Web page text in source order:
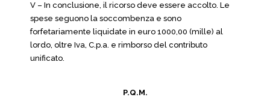
V – In conclusione, il ricorso deve essere accolto. Le
spese seguono la soccombenza e sono
forfetariamente liquidate in euro 1000,00 (mille) al
lordo, oltre Iva, C.p.a. e rimborso del contributo
unificato.
P.Q.M.